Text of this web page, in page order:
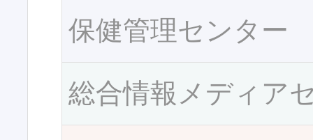
保健管理センター
総合情報メディア